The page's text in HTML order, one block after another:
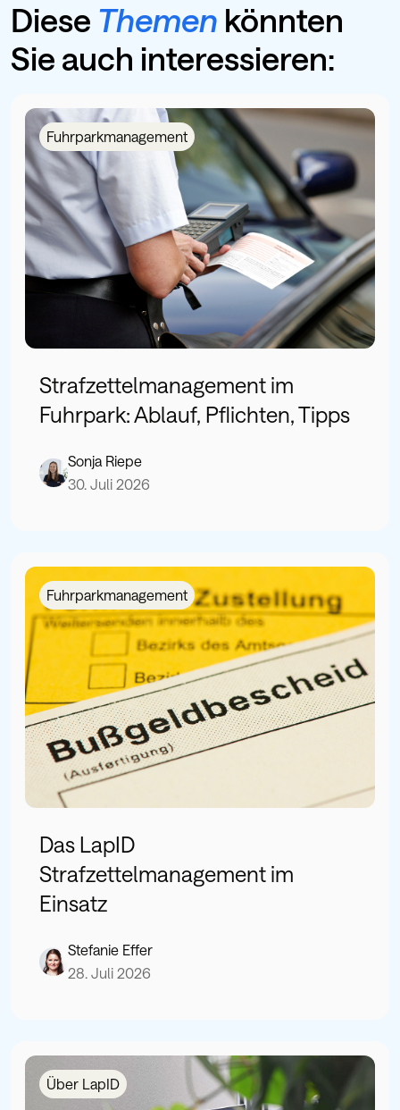
Diese Themen könnten
Sie auch interessieren:
Fuhrparkmanagement
Strafzettelmanagement im
Fuhrpark: Ablauf, Pflichten, Tipps
Sonja Riepe
30. Juli 2026
Fuhrparkmanagement
Das LapID
Strafzettelmanagement im
Einsatz
Stefanie Effer
28. Juli 2026
Über LapID